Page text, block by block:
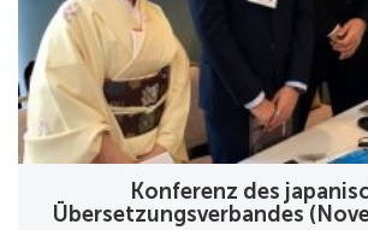
Konferenz des
Übersetzungsverbandes